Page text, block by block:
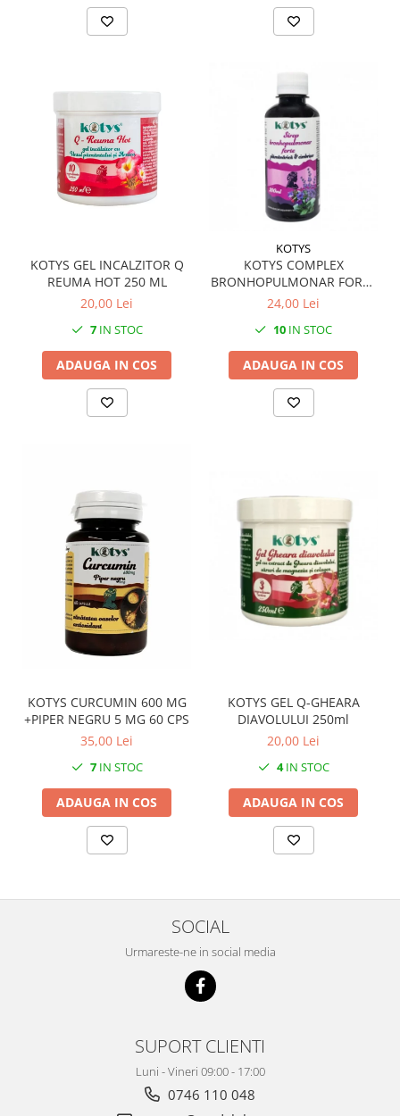
KOTYS GEL INCALZITOR Q
REUMA HOT 250 ML
20,00 Lei
7IN STOC
ADAUGA IN COS
KOTYS
KOTYS COMPLEX
BRONHOPULMONAR FORTE
SIROP 200 ML
24,00 Lei
10 IN STOC
ADAUGA IN COS
KOTYS CURCUMIN 600 MG
+PIPER NEGRU 5 MG 60 CPS
35,00 Lei
7IN STOC
ADAUGA IN COS
KOTYS GEL Q-GHEARA
DIAVOLULUI 250ml
20,00 Lei
4IN STOC
ADAUGA IN COS
SOCIAL
Urmareste-ne in social media
SUPORT CLIENTI
Luni - Vineri 09:00 - 17:00
0746 110 048